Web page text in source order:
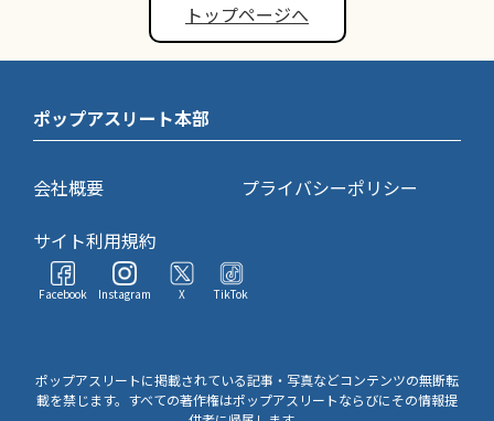
トップページへ
ポップアスリート本部
会社概要
プライバシーポリシー
サイト利用規約
Facebook Instagram X TikTok
ポップアスリートに掲載されている記事・写真などコンテンツの無断転
載を禁じます。すべての著作権はポップアスリートならびにその情報提